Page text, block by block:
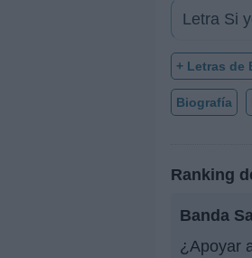
Letra Si
+ Letras de
Biografía
Ranking
Banda
¿Apoyar